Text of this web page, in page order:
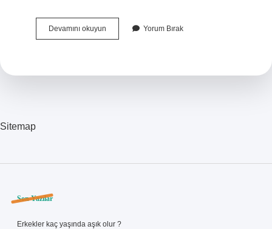
Devamını okuyunAlmanya
Diploma
Yorum Bırak
Sitemap
Sidebar
Son Yazılar
Erkekler kaç yaşında aşık olur ?